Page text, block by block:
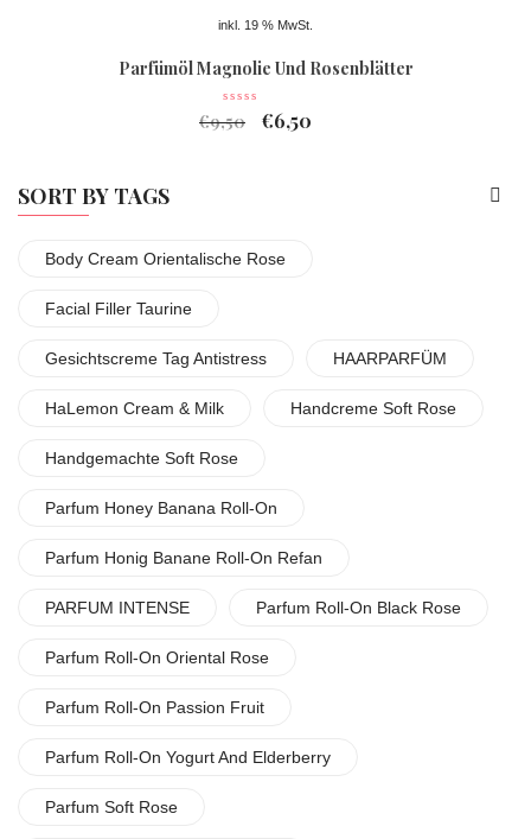
inkl. 19 % MwSt.
Parfümöl Magnolie Und Rosenblätter
€9,50 €6,50
SORT BY TAGS
Body Cream Orientalische Rose
Facial Filler Taurine
Gesichtscreme Tag Antistress HAARPARFÜM
HaLemon Cream & Milk Handcreme Soft Rose
Handgemachte Soft Rose
Parfum Honey Banana Roll-On
Parfum Honig Banane Roll-On Refan
PARFUM INTENSE Parfum Roll-On Black Rose
Parfum Roll-On Oriental Rose
Parfum Roll-On Passion Fruit
Parfum Roll-On Yogurt And Elderberry
Parfum Soft Rose